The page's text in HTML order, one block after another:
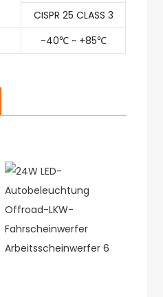
CISPR 25 CLASS 3
-40℃ ~ +85℃